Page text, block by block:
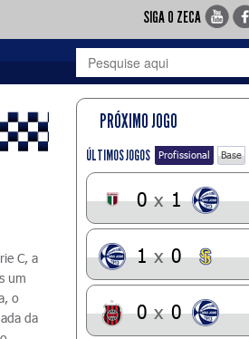
SIGA O ZECA
C, a
um
o
da
PRÓXIMO JOGO
ÚLTIMOS JOGOS Profissional Base
0 x 1
1 x 0
0 x 0